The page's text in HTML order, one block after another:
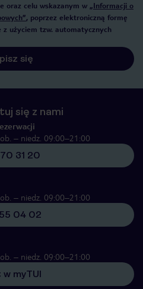
oraz celu wskazanym w „Informacji o
, poprzez elektroniczną formę
użyciem tzw. automatycznych
się
się z nami
– niedz. 09:00–21:00
31 20
– niedz. 09:00–21:00
04 02
– niedz. 09:00–21:00
myTUI